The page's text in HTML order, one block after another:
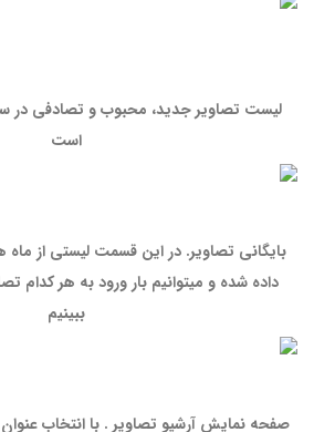
لیست تصاویر جدید، محبوب و تصادفی در
است
بایگانی تصاویر. در این قسمت لیستی از
داده شده و میتوانیم بار ورود به هر کدام
ببینیم
صفحه نمایش آرشیو تصاویر . با انتخاب